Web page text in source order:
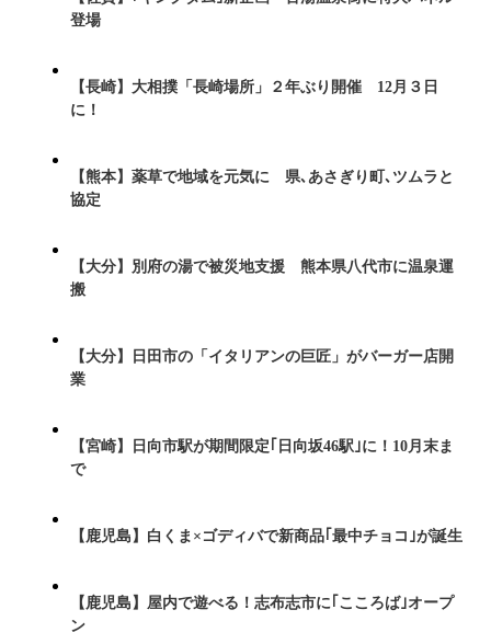
登場
【長崎】大相撲「長崎場所」２年ぶり開催 12月３日
に！
【熊本】薬草で地域を元気に 県､あさぎり町､ツムラと
協定
【大分】別府の湯で被災地支援 熊本県八代市に温泉運
搬
【大分】日田市の「イタリアンの巨匠」がバーガー店開
業
【宮崎】日向市駅が期間限定｢日向坂46駅｣に！10月末ま
で
【鹿児島】白くま×ゴディバで新商品｢最中チョコ｣が誕生
【鹿児島】屋内で遊べる！志布志市に｢こころば｣オープ
ン